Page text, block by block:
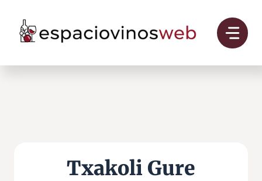
contenido
Txakoli Gure